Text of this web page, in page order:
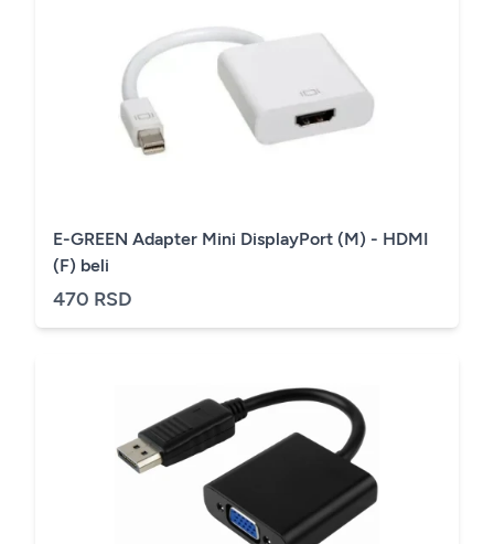
E-GREEN Adapter Mini DisplayPort (M) - HDMI
(F) beli
470 RSD